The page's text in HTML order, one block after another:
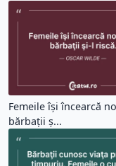
Femeile îşi încearcă
bărbaţii ş...